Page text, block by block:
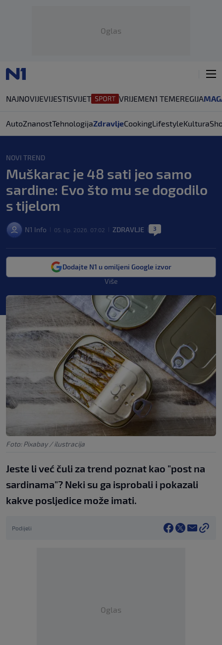
Oglas
NAJNOVIJEVIJESTISVIJET VRIJEMEN1 TEMEREGIJA
AutoZnanostTehnologijaZdravljeCookingLifestyleKultura
NOVI TREND
Muškarac je 48 sati jeo samo
sardine: Evo što mu se dogodilo
s tijelom
N1 Info 05. lip. 2026. 07:02 ZDRAVLJE 3
Dodajte N1 u omiljeni Google izvor
Više
Foto: Pixabay / ilustracija
Jeste li već čuli za trend poznat kao "post na
sardinama"? Neki su ga isprobali i pokazali
kakve posljedice može imati.
Podijeli
Oglas